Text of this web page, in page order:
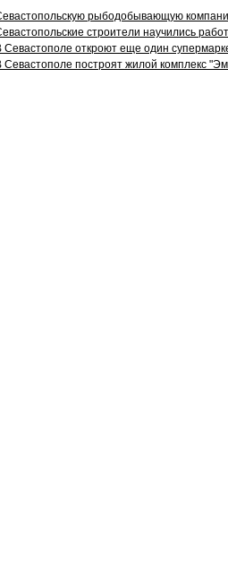
рыбодобывающую
строители научились
Севастополе откроют еще один
Севастополе построят жилой комплекс